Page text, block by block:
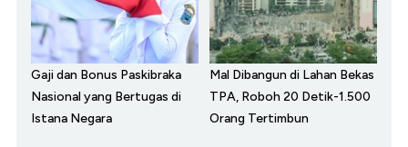
Gaji dan Bonus Paskibraka
Nasional yang Bertugas di
Istana Negara
Mal Dibangun di Lahan Bekas
TPA, Roboh 20 Detik-1.500
Orang Tertimbun